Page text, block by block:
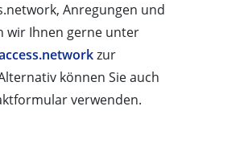
Anregungen und
wir Ihnen gerne unter
zur
können Sie auch
verwenden.